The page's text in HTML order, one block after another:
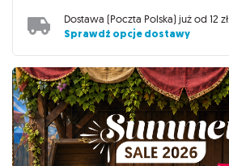
Dostawa (Poczta Polska) już od 12 zł
Sprawdź opcje dostawy